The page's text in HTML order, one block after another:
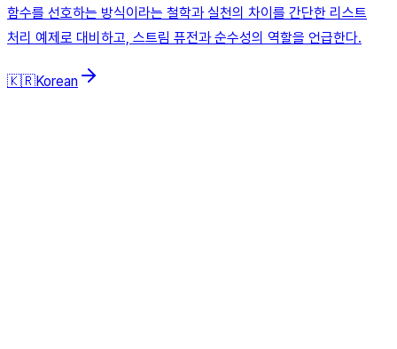
함수를 선호하는 방식이라는 철학과 실천의 차이를 간단한 리스트
처리 예제로 대비하고, 스트림 퓨전과 순수성의 역할을 언급한다.
🇰🇷Korean